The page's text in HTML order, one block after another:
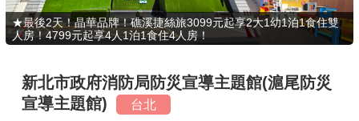
最新消息
最新留言
★最後2天！晶華品牌！礁溪捷絲旅3099元起享2大1幼1泊1食住雙
人房！4799元起享4人1泊1食住4人房！
新北市政府消防局防災宣導主題館(滬尾防災
宣導主題館)
台北